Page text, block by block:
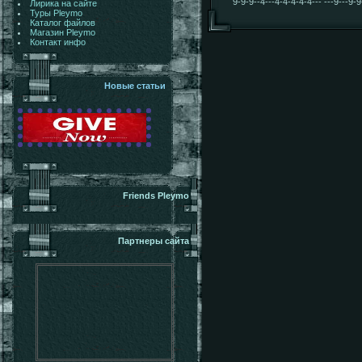
Лирика на сайте
Туры Pleymo
Каталог файлов
Магазин Pleymo
Контакт инфо
Новые статьи
Friends Pleymo
Партнеры сайта